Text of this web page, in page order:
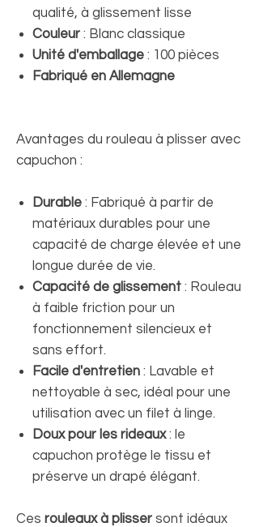
qualité, à glissement lisse
Couleur : Blanc classique
Unité d'emballage : 100 pièces
Fabriqué en Allemagne
Avantages du rouleau à plisser avec
capuchon :
Durable : Fabriqué à partir de
matériaux durables pour une
capacité de charge élevée et une
longue durée de vie.
Capacité de glissement : Rouleau
à faible friction pour un
fonctionnement silencieux et
sans effort.
Facile d'entretien : Lavable et
nettoyable à sec, idéal pour une
utilisation avec un filet à linge.
Doux pour les rideaux: le
capuchon protège le tissu et
préserve un drapé élégant.
Ces rouleaux à plisser sont idéaux